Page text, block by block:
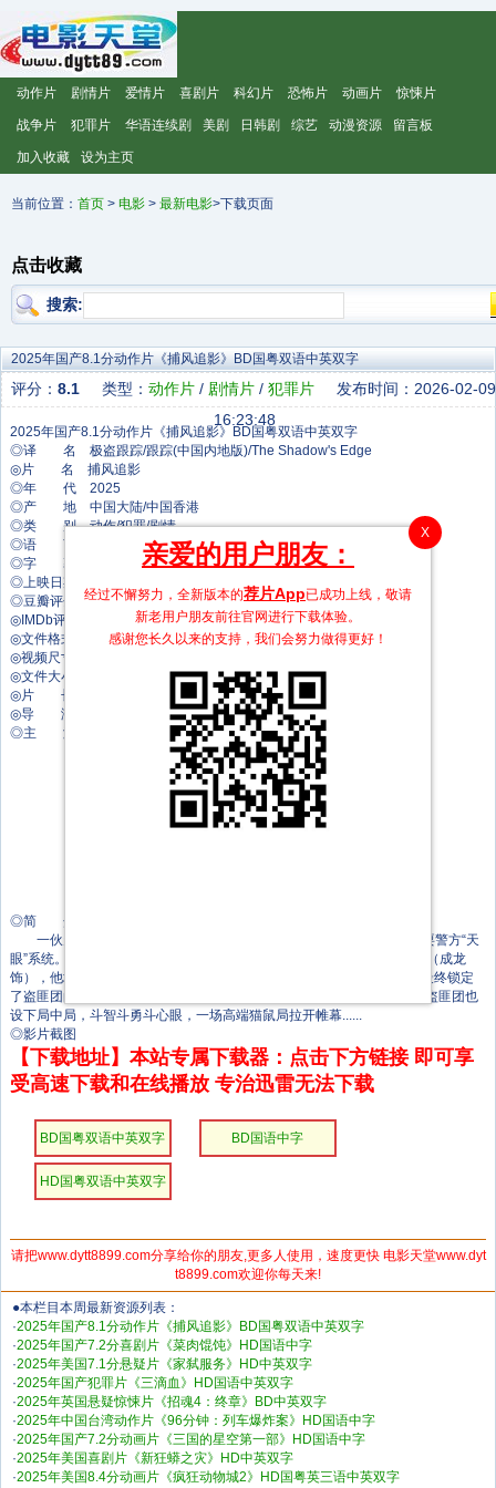
动作片 剧情片 爱情片 喜剧片 科幻片 恐怖片 动画片 惊悚片
战争片 犯罪片 华语连续剧 美剧 日韩剧 综艺 动漫资源 留言板
加入收藏 设为主页
当前位置： 首页 > 电影 > 最新电影>下载页面
点击收藏
搜索:
2025年国产8.1分动作片《捕风追影》BD国粤双语中英双字
评分： 8.1 类型： 动作片 / 剧情片 / 犯罪片
发布时间：2026-02-09
16:23:48
◎译 名 极盗跟踪/跟踪(中国内地版)/The Shadow's Edge
◎片 名 捕风追影
◎年 代 2025
◎产 地 中国大陆/中国香港
◎类 别 动作/犯罪/剧情
◎语 言 汉语普通话/粤语
◎字 幕 中英双字幕
◎上映日期 2025-08-16(中国大陆)
◎豆瓣评分 8.1/10 from 514152 users
◎IMDb评分 7.1/10 from 8100 users
◎文件格式 x264 + ACC
◎视频尺寸 1920 x 1080
◎文件大小 4790 MB
◎片 长 142 Mins
◎导 演 杨子
◎主 演 成龙
◎简 介
一伙天才盗匪劫走数亿资产，却凭借超强反侦察能力全身而退，戏耍警方“天
眼”系统。一筹莫展之际，澳门司警局请回了隐退多年的跟踪专家黄德忠（成龙
饰），他培养年轻司警何秋果（张子枫 饰）等人，重组“神秘跟踪队”，最终锁定
了盗匪团的幕后狼王傅隆生（梁家辉 饰）。当警方布下天罗地网之时，盗匪团也
设下局中局，斗智斗勇斗心眼，一场高端猫鼠局拉开帷幕......
◎影片截图
【下载地址】本站专属下载器：点击下方链接 即可享
受高速下载和在线播放 专治迅雷无法下载
BD国粤双语中英双字 BD国语中字
HD国粤双语中英双字
请把www.dytt8899.com分享给你的朋友,更多人使用，速度更快 电影天堂www.dyt
t8899.com欢迎你每天来!
●本栏目本周最新资源列表：
·2025年国产8.1分动作片《捕风追影》BD国粤双语中英双字
·2025年国产7.2分喜剧片《菜肉馄饨》HD国语中字
·2025年美国7.1分悬疑片《家弑服务》HD中英双字
·2025年国产犯罪片《三滴血》HD国语中英双字
·2025年英国悬疑惊悚片《招魂4：终章》BD中英双字
·2025年中国台湾动作片《96分钟：列车爆炸案》HD国语中字
·2025年国产7.2分动画片《三国的星空第一部》HD国语中字
·2025年美国喜剧片《新狂蟒之灾》HD中英双字
·2025年美国8.4分动画片《疯狂动物城2》HD国粤英三语中英双字
X
亲爱的用户朋友：
经过不懈努力，全新版本的荐片App已成功上线，敬请
新老用户朋友前往官网进行下载体验。
感谢您长久以来的支持，我们会努力做得更好！